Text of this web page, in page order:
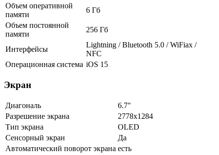
Объем оперативной
памяти
6 Гб
Объем постоянной
памяти
256 Гб
Интерфейсы
Lightning / Bluetooth 5.0 / WiFiax /
NFC
Операционная система iOS 15
Экран
Диагональ
6.7"
Разрешение экрана
2778x1284
Тип экрана
OLED
Сенсорный экран
Да
Автоматический поворот экрана есть